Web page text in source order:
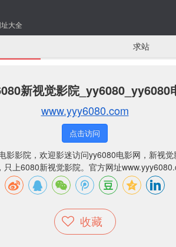
大全
求站
新视觉影院_yy6080_yy6080
www.yyy6080.com
点击访问
影院，欢迎影迷访问yy6080电影网，新视
只上6080新视觉影院。官方网址
收藏